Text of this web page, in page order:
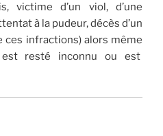
victime d’un viol, d’une
à la pudeur, décès d’un
ces infractions) alors même
resté inconnu ou est